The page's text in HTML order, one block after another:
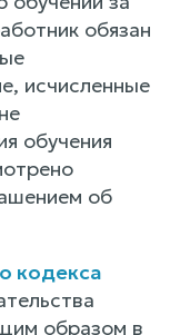
обязан
исчисленные
обучения
об
кодекса
образом в